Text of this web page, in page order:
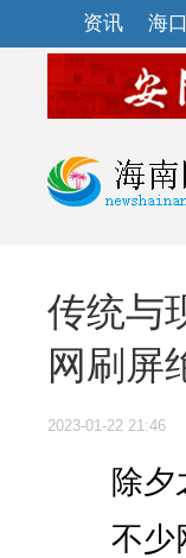
资讯 海口
传统与
网刷屏
2023-01-22 21:46
除夕
不少网